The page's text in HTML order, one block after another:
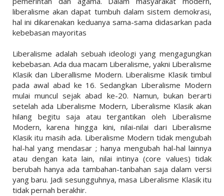
liberalisme akan dapat tumbuh dalam sistem demokrasi,
hal ini dikarenakan keduanya sama-sama didasarkan pada
kebebasan mayoritas
Liberalisme adalah sebuah ideologi yang mengagungkan
kebebasan. Ada dua macam Liberalisme, yakni Liberalisme
Klasik dan Liberallisme Modern. Liberalisme Klasik timbul
pada awal abad ke 16. Sedangkan Liberalisme Modern
mulai muncul sejak abad ke-20. Namun, bukan berarti
setelah ada Liberalisme Modern, Liberalisme Klasik akan
hilang begitu saja atau tergantikan oleh Liberalisme
Modern, karena hingga kini, nilai-nilai dari Liberalisme
Klasik itu masih ada. Liberalisme Modern tidak mengubah
hal-hal yang mendasar ; hanya mengubah hal-hal lainnya
atau dengan kata lain, nilai intinya (core values) tidak
berubah hanya ada tambahan-tanbahan saja dalam versi
yang baru. Jadi sesungguhnya, masa Liberalisme Klasik itu
tidak pernah berakhir.